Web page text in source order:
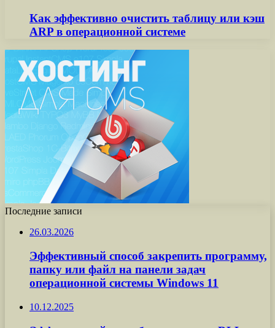
Как эффективно очистить таблицу или кэш
ARP в операционной системе
Последние записи
26.03.2026
Эффективный способ закрепить программу,
папку или файл на панели задач
операционной системы Windows 11
10.12.2025